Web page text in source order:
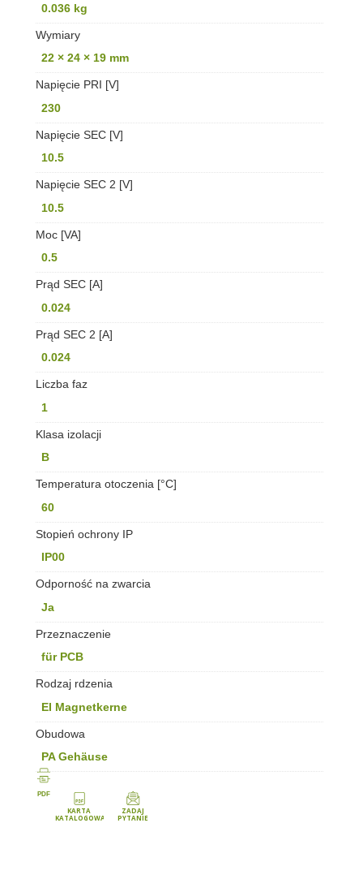
0.036 kg
Wymiary
22 × 24 × 19 mm
Napięcie PRI [V]
230
Napięcie SEC [V]
10.5
Napięcie SEC 2 [V]
10.5
Moc [VA]
0.5
Prąd SEC [A]
0.024
Prąd SEC 2 [A]
0.024
Liczba faz
1
Klasa izolacji
B
Temperatura otoczenia [°C]
60
Stopień ochrony IP
IP00
Odporność na zwarcia
Ja
Przeznaczenie
für PCB
Rodzaj rdzenia
EI Magnetkerne
Obudowa
PA Gehäuse
PDF
KARTA
KATALOGOWA
ZADAJ
PYTANIE